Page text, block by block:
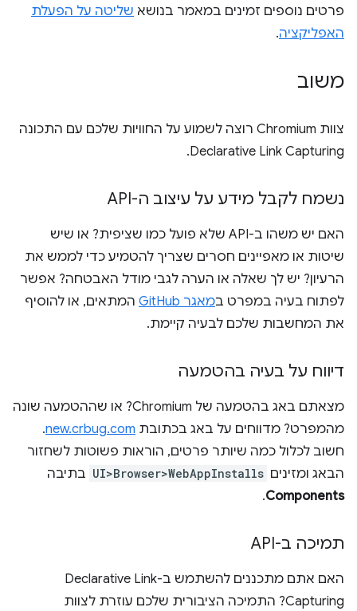
פרטים נוספים זמינים במאמר בנושא שליטה על הפעלת
האפליקציה.
משוב
צוות Chromium רוצה לשמוע על החוויות שלכם עם התכונה
Declarative Link Capturing.
נשמח לקבל מידע על עיצוב ה-API
האם יש משהו ב-API שלא פועל כמו שציפית? או שיש
שיטות או מאפיינים חסרים שצריך להטמיע כדי לממש את
הרעיון? יש לך שאלה או הערה לגבי מודל האבטחה? אפשר
לפתוח בעיה במפרט במאגר GitHub
המתאים, או להוסיף
את המחשבות שלכם לבעיה קיימת.
דיווח על בעיה בהטמעה
מצאתם באג בהטמעה של Chromium? או שההטמעה שונה
מהמפרט? מדווחים על באג בכתובת new.crbug.com
.
חשוב לכלול כמה שיותר פרטים, הוראות פשוטות לשחזור
הבאג ומזינים UI>Browser>WebAppInstalls בתיבה
Components
.
תמיכה ב-API
האם אתם מתכננים להשתמש ב-Declarative Link
Capturing? התמיכה הציבורית שלכם עוזרת לצוות